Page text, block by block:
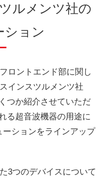
ルメンツ社の
ション
ロントエンド部に関し
インスツルメンツ社
つか紹介させていただ
る超音波機器の用途に
ーションをラインアップ
3つのデバイスについて